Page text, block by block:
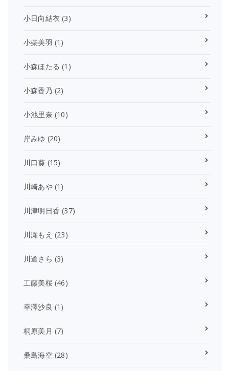
小日向結衣 (3)
小柴美羽 (1)
小森ほたる (1)
小森香乃 (2)
小池里奈 (10)
岸みゆ (20)
川口葵 (15)
川崎あや(1)
川津明日香 (37)
川瀬もえ (23)
川道さら (3)
工藤美桜(46)
幸澤沙良 (1)
桐原美月 (7)
桑島海空(28)